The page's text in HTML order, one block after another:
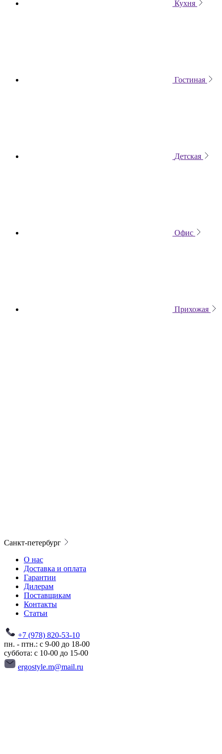
Кухня
Гостиная
Детская
Офис
Прихожая
Санкт-петербург
О нас
Доставка и оплата
Гарантии
Дилерам
Поставщикам
Контакты
Статьи
+7 (978) 820-53-10
пн. - птн.: с 9-00 до 18-00
суббота: с 10-00 до 15-00
ergostyle.m@mail.ru